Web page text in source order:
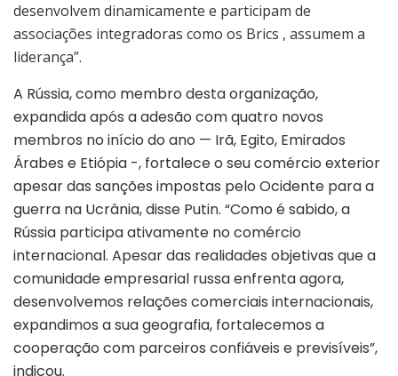
desenvolvem dinamicamente e participam de
associações integradoras como os Brics , assumem a
liderança”.
A Rússia, como membro desta organização,
expandida após a adesão com quatro novos
membros no início do ano — Irã, Egito, Emirados
Árabes e Etiópia -, fortalece o seu comércio exterior
apesar das sanções impostas pelo Ocidente para a
guerra na Ucrânia, disse Putin. “Como é sabido, a
Rússia participa ativamente no comércio
internacional. Apesar das realidades objetivas que a
comunidade empresarial russa enfrenta agora,
desenvolvemos relações comerciais internacionais,
expandimos a sua geografia, fortalecemos a
cooperação com parceiros confiáveis ​​e previsíveis”,
indicou.